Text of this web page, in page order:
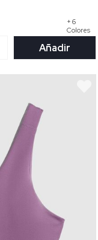
+ 6
Colores
Añadir